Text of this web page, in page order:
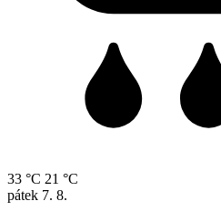
33 °C 21 °C
pátek 7. 8.